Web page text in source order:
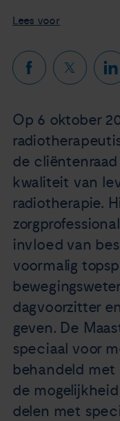
Doneer nu
Nieuws
Agenda
Over ons
Zorgverleners
Contact
Lees voor
Op 6 oktober
de
kwaliteit van
radiotherapie.
invloed van
voormalig
dagvoorzitter
geven. De
speciaal voor
behandeld met
de
delen met